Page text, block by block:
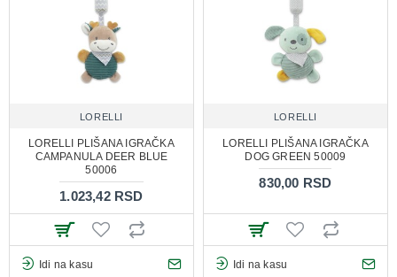
LORELLI
LORELLI PLIŠANA IGRAČKA
CAMPANULA DEER BLUE
50006
1.023,42 RSD
Idi na kasu
LORELLI
LORELLI PLIŠANA IGRAČKA
DOG GREEN 50009
830,00 RSD
Idi na kasu